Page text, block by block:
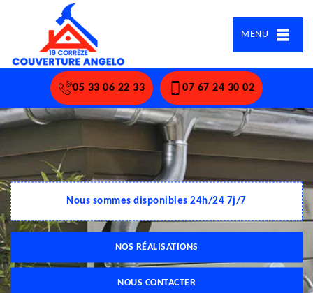
MENU
05 33 06 22 33 07 67 24 30 02
Nous sommes disponibles 24h/24 7j/7
NOS RÉALISATIONS
NOUS CONTACTER